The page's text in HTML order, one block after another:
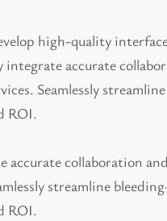
high-quality
integrate accurate
Seamlessly
ROI.
accurate collaboration
streamline
ROI.